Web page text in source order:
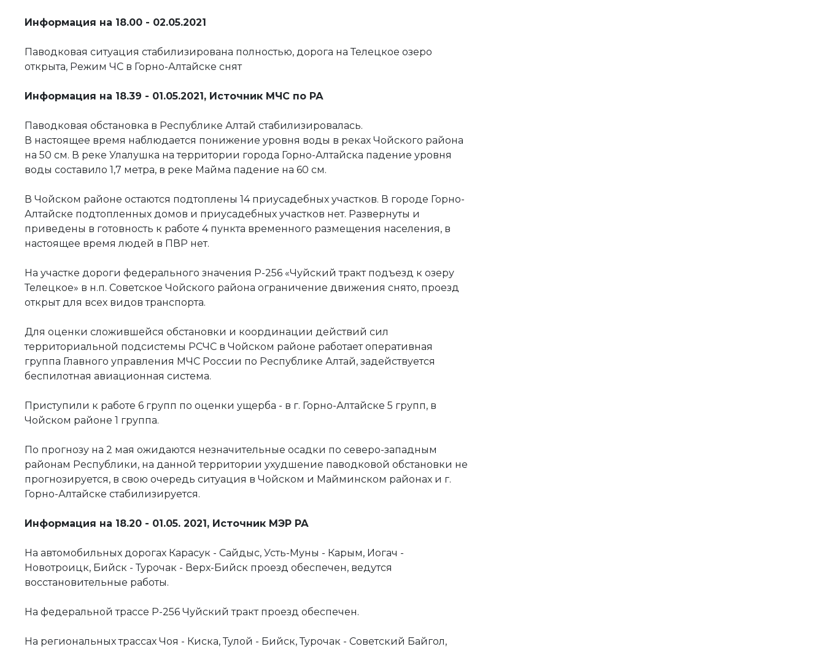
Информация на 18.00 - 02.05.2021
Паводковая ситуация стабилизирована полностью, дорога на Телецкое озеро
открыта, Режим ЧС в Горно-Алтайске снят
Информация на 18.39 - 01.05.2021, Источник МЧС по РА
Паводковая обстановка в Республике Алтай стабилизировалась.
​В настоящее время наблюдается понижение уровня воды в реках Чойского района
на 50 см. В реке Улалушка на территории города Горно-Алтайска падение уровня
воды составило 1,7 метра, в реке Майма падение на 60 см.
В Чойском районе остаются подтоплены 14 приусадебных участков. В городе Горно-
Алтайске подтопленных домов и приусадебных участков нет. Развернуты и
приведены в готовность к работе 4 пункта временного размещения населения, в
настоящее время людей в ПВР нет.
На участке дороги федерального значения Р-256 «Чуйский тракт подъезд к озеру
Телецкое» в н.п. Советское Чойского района ограничение движения снято, проезд
открыт для всех видов транспорта.
Для оценки сложившейся обстановки и координации действий сил
территориальной подсистемы РСЧС в Чойском районе работает оперативная
группа Главного управления МЧС России по Республике Алтай, задействуется
беспилотная авиационная система.
Приступили к работе 6 групп по оценки ущерба - в г. Горно-Алтайске 5 групп, в
Чойском районе 1 группа.
По прогнозу на 2 мая ожидаются незначительные осадки по северо-западным
районам Республики, на данной территории ухудшение паводковой обстановки не
прогнозируется, в свою очередь ситуация в Чойском и Майминском районах и г.
Горно-Алтайске стабилизируется.
Информация на 18.20 - 01.05. 2021, Источник МЭР РА
На автомобильных дорогах Карасук - Сайдыс, Усть-Муны - Карым, Иогач -
Новотроицк, Бийск - Турочак - Верх-Бийск проезд обеспечен, ведутся
восстановительные работы.
На федеральной трассе Р-256 Чуйский тракт проезд обеспечен.
На региональных трассах Чоя - Киска, Тулой - Бийск, Турочак - Советский Байгол,